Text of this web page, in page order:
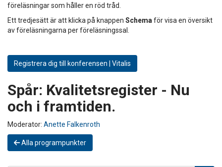
föreläsningar som håller en röd tråd.
Ett tredjesätt är att klicka på knappen Schema för visa en översikt
av föreläsningarna per föreläsningssal.
Registrera dig till konferensen | Vitalis
Spår: Kvalitetsregister - Nu
och i framtiden.
Moderator: Anette Falkenroth
Alla programpunkter